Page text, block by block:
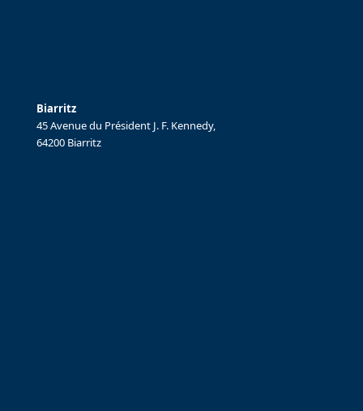
Biarritz
45 Avenue du Président J. F. Kennedy,
64200 Biarritz